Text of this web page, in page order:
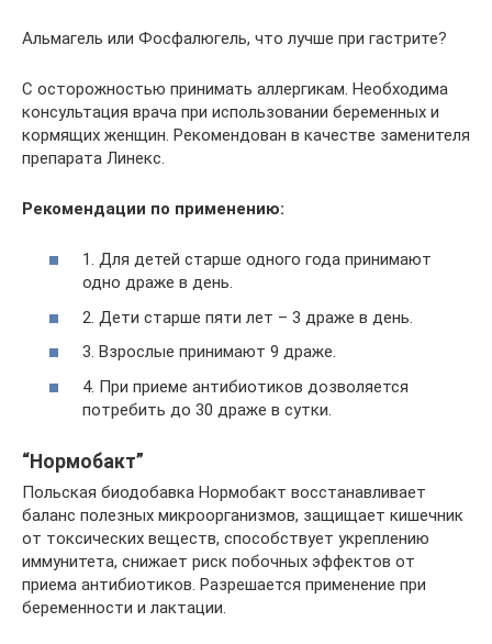
Альмагель или Фосфалюгель, что лучше при гастрите?
С осторожностью принимать аллергикам. Необходима
консультация врача при использовании беременных и
кормящих женщин. Рекомендован в качестве заменителя
препарата Линекс.
Рекомендации по применению:
1. Для детей старше одного года принимают
одно драже в день.
2. Дети старше пяти лет – 3 драже в день.
3. Взрослые принимают 9 драже.
4. При приеме антибиотиков дозволяется
потребить до 30 драже в сутки.
“Нормобакт”
Польская биодобавка Нормобакт восстанавливает
баланс полезных микроорганизмов, защищает кишечник
от токсических веществ, способствует укреплению
иммунитета, снижает риск побочных эффектов от
приема антибиотиков. Разрешается применение при
беременности и лактации.